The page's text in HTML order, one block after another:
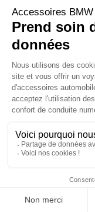
Alimentation
Boitier papillon
Faisceau de
Injecteur BMW
Pompe à
Pompe diesel
Allumage /
Boitier de
Bougie de
Amortisseurs
Amortisseur de